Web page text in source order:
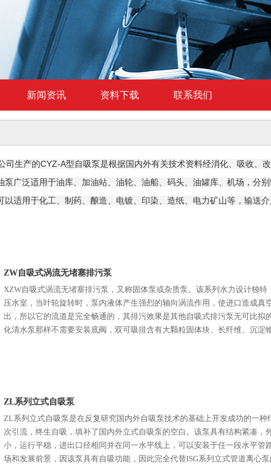
新闻资讯 资料下载 联系我们
生产的CYZ-A型自吸泵是根据国内外有关技术资料经消化、吸收、
泵广泛适用于油库、加油站、油轮、油船、码头、油罐库、机场，分
以适用于化工、制药、酿造、电镀、印染、造纸、电力矿山等，输
ZW自吸式涡流无堵塞排污泵
XZW自吸式涡流无堵塞排污泵，又称固体泵或杂质泵。该系列水力设计独
压水室，当叶轮旋转时，泵内液体产生强烈的轴向涡流作用，使进口造成真
出，所以它的流道是完全畅通的，其排污效果是其他自吸式排污泵无可比拟
化清水泵那样不需要安装底阀，双可吸排含有大颗粒固体块、长纤维、沉淀
广泛适用于市政排污工程、轻工、造纸、纺织、食品、化工、电业、石油
ZL系列立式自吸泵
ZL系列立式自吸泵是在反复研究国内外自吸泵技术的基础上开发成功的一
次引流，终生自吸，填补了国内外立式自吸泵的空白。该泵具有结构紧凑，
小，运行平稳，进出口径相同并在同一水平线上，可以安装于任一段水平管
场和发展前景，因该泵具有自吸功能，因此完全代替ISG系列立式管道离心泵